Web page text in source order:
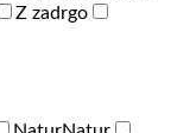
Z zadrgo